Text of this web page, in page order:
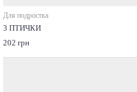
Для подростка
3 ПТИЧКИ
202 грн